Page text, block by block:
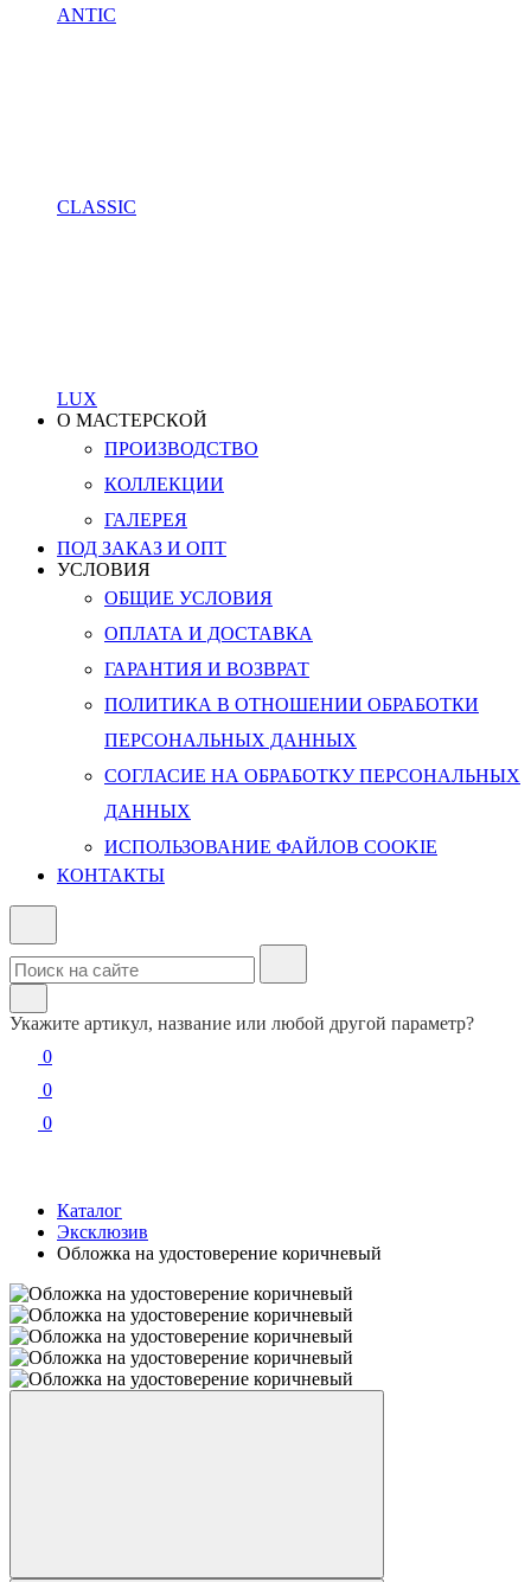
ANTIC
CLASSIC
LUX
О МАСТЕРСКОЙ
ПРОИЗВОДСТВО
КОЛЛЕКЦИИ
ГАЛЕРЕЯ
ПОД ЗАКАЗ И ОПТ
УСЛОВИЯ
ОБЩИЕ УСЛОВИЯ
ОПЛАТА И ДОСТАВКА
ГАРАНТИЯ И ВОЗВРАТ
ПОЛИТИКА В ОТНОШЕНИИ ОБРАБОТКИ
ПЕРСОНАЛЬНЫХ ДАННЫХ
СОГЛАСИЕ НА ОБРАБОТКУ ПЕРСОНАЛЬНЫХ
ДАННЫХ
ИСПОЛЬЗОВАНИЕ ФАЙЛОВ COOKIE
КОНТАКТЫ
Укажите артикул, название или любой другой параметр?
0
0
0
Каталог
Эксклюзив
Обложка на удостоверение коричневый